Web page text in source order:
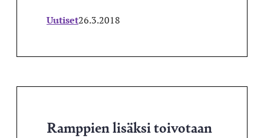
Uutiset26.3.2018
Ramppien lisäksi toivotaan